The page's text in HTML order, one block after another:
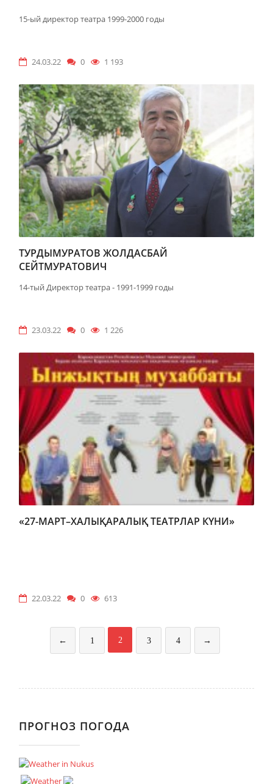
15-ый директор театра 1999-2000 годы
24.03.22 0 1 193
ТУРДЫМУРАТОВ ЖОЛДАСБАЙ
СЕЙТМУРАТОВИЧ
14-тый Директор театра - 1991-1999 годы
23.03.22 0 1 226
«27-МАРТ–ХАЛЫҚАРАЛЫҚ ТЕАТРЛАР КҮНИ»
22.03.22 0 613
← 1 2 3 4 →
ПРОГНОЗ ПОГОДА